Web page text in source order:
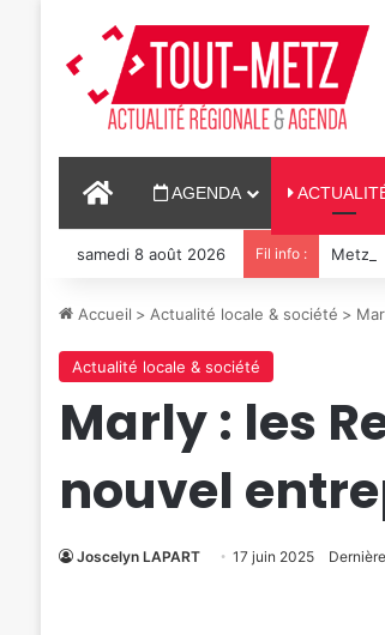
ACCUEILAGENDA
samedi 8 août 2026 Fil info : Metz :
Accueil > Actualité locale & société >
Actualité locale & société
Marly : les
nouvel
Joscelyn LAPART 17 juin 2025